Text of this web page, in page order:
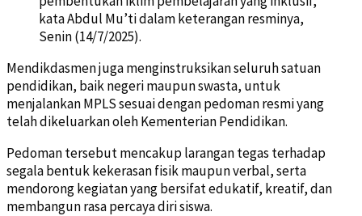
kata Abdul Mu’ti dalam keterangan resminya,
Senin (14/7/2025).
Mendikdasmen juga menginstruksikan seluruh satuan
pendidikan, baik negeri maupun swasta, untuk
menjalankan MPLS sesuai dengan pedoman resmi yang
telah dikeluarkan oleh Kementerian Pendidikan.
Pedoman tersebut mencakup larangan tegas terhadap
segala bentuk kekerasan fisik maupun verbal, serta
mendorong kegiatan yang bersifat edukatif, kreatif, dan
membangun rasa percaya diri siswa.